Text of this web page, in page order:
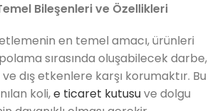
Bileşenleri ve Özellikleri
en temel amacı, ürünleri
sırasında oluşabilecek darbe,
dış etkenlere karşı korumaktır. Bu
koli,e ticaret kutusuve dolgu